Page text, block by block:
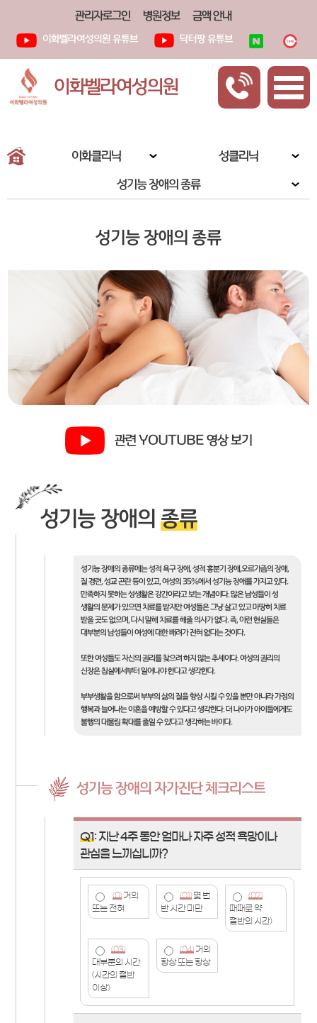
관리자로그인 병원정보 금액 안내
이화벨라여성의원 유튜브 닥터팡 유튜브
이화벨라여성의원
이화클리닉 성클리닉
성기능 장애의 종류
성기능 장애의 종류
관련 YOUTUBE 영상 보기
성기능 장애의 종류
성기능 장애의 종류에는 성적 욕구 장애, 성적 흥분기 장애,오르가즘의 장애,
질 경련, 성교 곤란 등이 있고, 여성의 35%에서 성기능 장애를 가지고 있다.
만족하지 못하는 성생활은 강간이라고 보는 개념이다. 많은 남성들이 성
생활의 문제가 있으면 치료를 받지만 여성들은 그냥 살고 있고 마땅히 치료
받을 곳도 없으며, 다시 말해 치료를 해줄 의사가 없다. 즉, 이런 현실들은
대부분의 남성들이 여성에 대한 배려가 전혀 없다는 것이다.
또한 여성들도 자신의 권리를 찾으려 하지 않는 추세이다. 여성의 권리의
신장은 침실에서부터 일어나야 한다고 생각한다.
부부생활을 함으로써 부부의 삶의 질을 향상 시킬 수 있을 뿐만 아니라 가정의
행복과 늘어나는 이혼을 예방할 수 있다고 생각한다. 더 나아가 아이들에게도
불행의 대물림 확대를 줄일 수 있다고 생각하는 바이다.
성기능 장애의 자가진단 체크리스트
Q1: 지난 4주 동안 얼마나 자주 성적 욕망이나
관심을 느끼십니까?
(0)거의
또는 전혀
(01)몇 번
반 시간 미만
(02)
때때로 약
절반의 시간)
(03)
대부분의 시간
(시간의 절반
이상)
(04)거의
항상 또는 항상